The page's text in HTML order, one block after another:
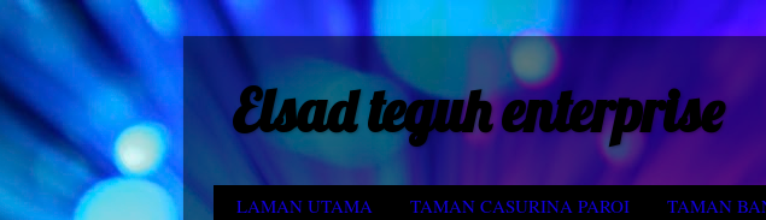
Elsad teguh enterprise
LAMAN UTAMA TAMAN CASURINA PAROI TAMAN